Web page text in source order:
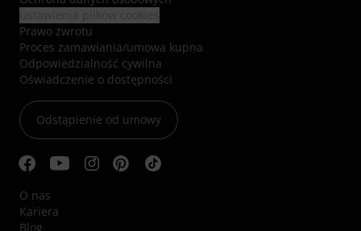
Prawo zwrotu
Proces zamawiania/umowa kupna
Odpowiedzialność cywilna
Oświadczenie o dostępności
Odstąpienie od umowy
O nas
Kariera
Blog